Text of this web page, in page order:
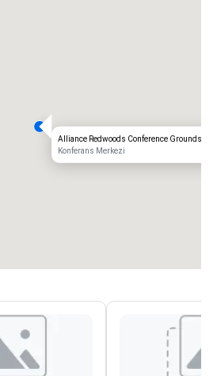
Alliance Redwoods Conference Grounds
Konferans Merkezi